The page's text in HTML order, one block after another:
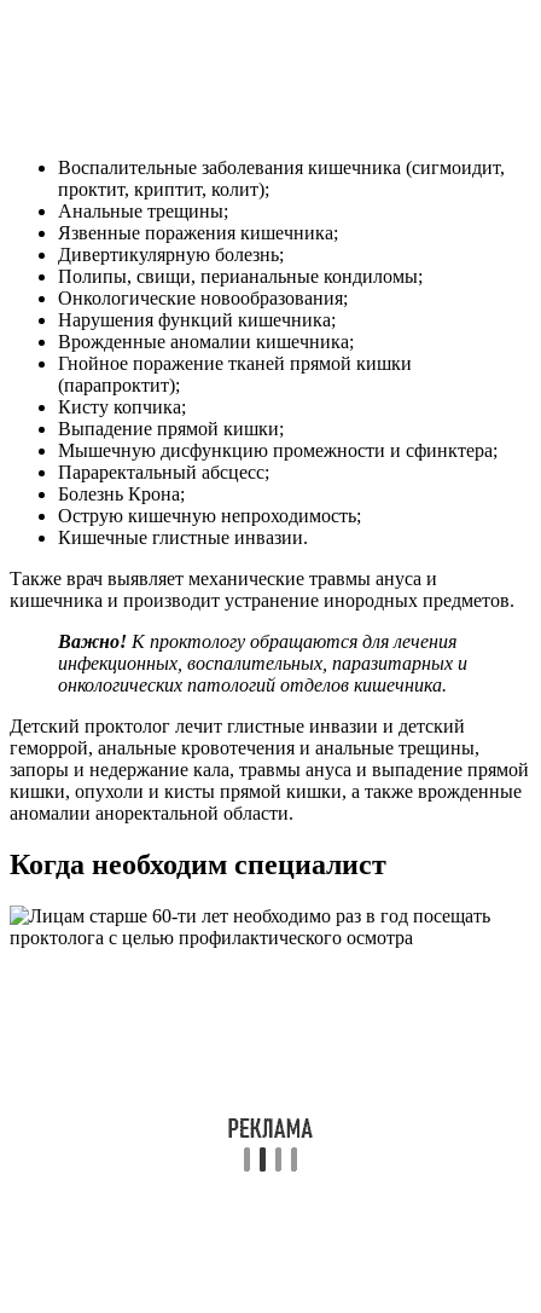
Воспалительные заболевания кишечника (сигмоидит,
проктит, криптит, колит);
Анальные трещины;
Язвенные поражения кишечника;
Дивертикулярную болезнь;
Полипы, свищи, перианальные кондиломы;
Онкологические новообразования;
Нарушения функций кишечника;
Врожденные аномалии кишечника;
Гнойное поражение тканей прямой кишки
(парапроктит);
Кисту копчика;
Выпадение прямой кишки;
Мышечную дисфункцию промежности и сфинктера;
Параректальный абсцесс;
Болезнь Крона;
Острую кишечную непроходимость;
Кишечные глистные инвазии.
Также врач выявляет механические травмы ануса и
кишечника и производит устранение инородных предметов.
Важно! К проктологу обращаются для лечения
инфекционных, воспалительных, паразитарных и
онкологических патологий отделов кишечника.
Детский проктолог лечит глистные инвазии и детский
геморрой, анальные кровотечения и анальные трещины,
запоры и недержание кала, травмы ануса и выпадение прямой
кишки, опухоли и кисты прямой кишки, а также врожденные
аномалии аноректальной области.
Когда необходим специалист